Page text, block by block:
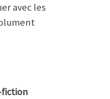
avec les
fiction